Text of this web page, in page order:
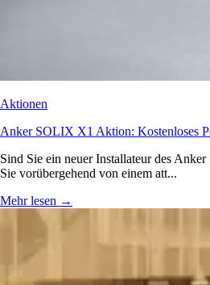
Aktionen
Anker SOLIX X1 Aktion: Kostenloses
Sind Sie ein neuer Installateur des
Sie vorübergehend von einem att...
Mehr lesen →